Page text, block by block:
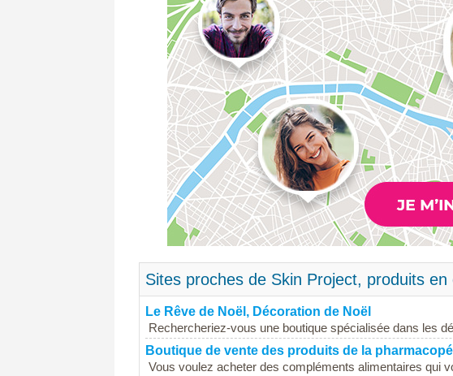
Sites proches de Skin Project, produits en
Le Rêve de Noël, Décoration de Noël
Rechercheriez-vous une boutique spécialisée dans les
Boutique de vente des produits de la
Vous voulez acheter des compléments alimentaires qui